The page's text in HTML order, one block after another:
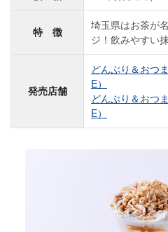
特 徴
埼玉県はお茶が
ジ！飲みやすい
発売店舗
どんぶり＆おつ
E）
どんぶり＆おつ
E）